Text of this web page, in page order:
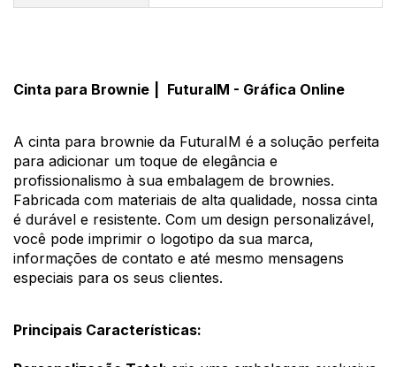
Cinta para Brownie FuturaIM - Gráfica Online
A cinta para brownie da FuturaIM é a solução perfeita
para adicionar um toque de elegância e
profissionalismo à sua embalagem de brownies.
Fabricada com materiais de alta qualidade, nossa cinta
é durável e resistente. Com um design personalizável,
você pode imprimir o logotipo da sua marca,
informações de contato e até mesmo mensagens
especiais para os seus clientes.
Principais Características: